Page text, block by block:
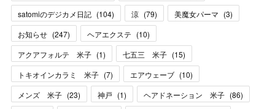
satomiのデジカメ日記 (104) 涼 (79) 美魔女パーマ (3)
お知らせ (247) ヘアエクステ (10)
アクアフォルテ 米子 (1) 七五三 米子 (15)
トキオインカラミ 米子 (7) エアウェーブ (10)
メンズ 米子 (23) 神戸 (1) ヘアドネーション 米子 (86)